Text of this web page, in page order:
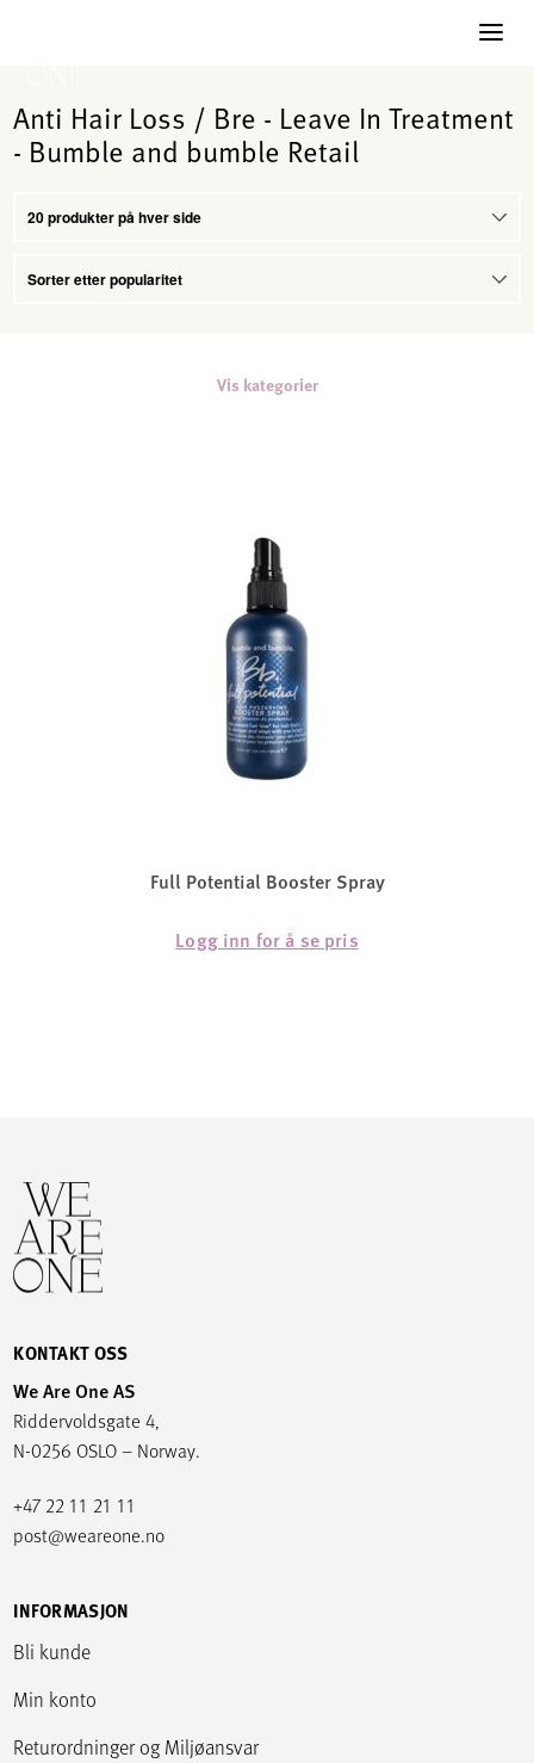
Anti Hair Loss / Bre - Leave In Treatment
- Bumble and bumble Retail
Vis kategorier
Full Potential Booster Spray
Logg inn for å se pris
KONTAKT OSS
We Are One AS
Riddervoldsgate 4,
N-0256 OSLO – Norway.
+47 22 11 21 11
post@weareone.no
INFORMASJON
Bli kunde
Min konto
Returordninger og Miljøansvar